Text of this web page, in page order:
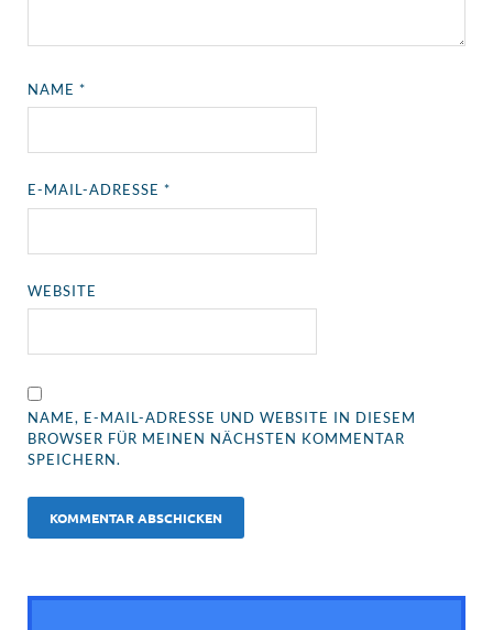
NAME*
E-MAIL-ADRESSE*
WEBSITE
NAME, E-MAIL-ADRESSE UND WEBSITE IN DIESEM
BROWSER FÜR MEINEN NÄCHSTEN KOMMENTAR
SPEICHERN.